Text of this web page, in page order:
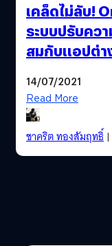
เคล็ดไม่ลับ!
ระบบปรับควา
สมกับแอปต่า
14/07/2021
Read More
ชาคริต ทองสัมฤทธิ์|